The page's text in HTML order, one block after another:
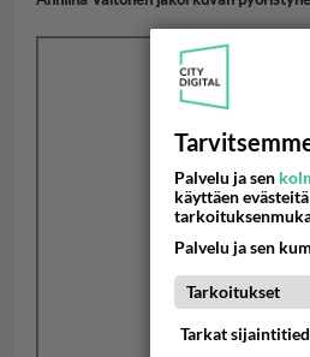
Palvelu ja sen
käyttäen
Palvelu ja sen
Tarkoitukset
Tarkat